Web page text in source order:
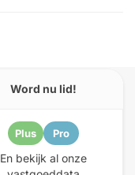
Word nu lid!
Plus Pro
En bekijk al onze